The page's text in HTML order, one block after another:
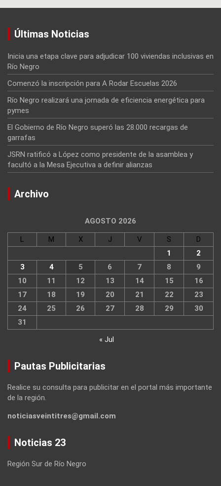
Últimas Noticias
Inicia una etapa clave para adjudicar 100 viviendas inclusivas en
Río Negro
Comenzó la inscripción para A Rodar Escuelas 2026
Río Negro realizará una jornada de eficiencia energética para
pymes
El Gobierno de Río Negro superó las 28.000 recargas de
garrafas
JSRN ratificó a López como presidente de la asamblea y
facultó a la Mesa Ejecutiva a definir alianzas
Archivo
AGOSTO 2026
L M X J V S
D
1
2
3
4 5 6 7 8
9
10
11 12 13 14 15
16
17
18 19 20 21 22
23
24
25 26 27 28 29
30
31
« Jul
Pautas Publicitarias
Realice su consulta para publicitar en el portal más importante
de la región.
noticiasveintitres@gmail.com
Noticias 23
Región Sur de Río Negro